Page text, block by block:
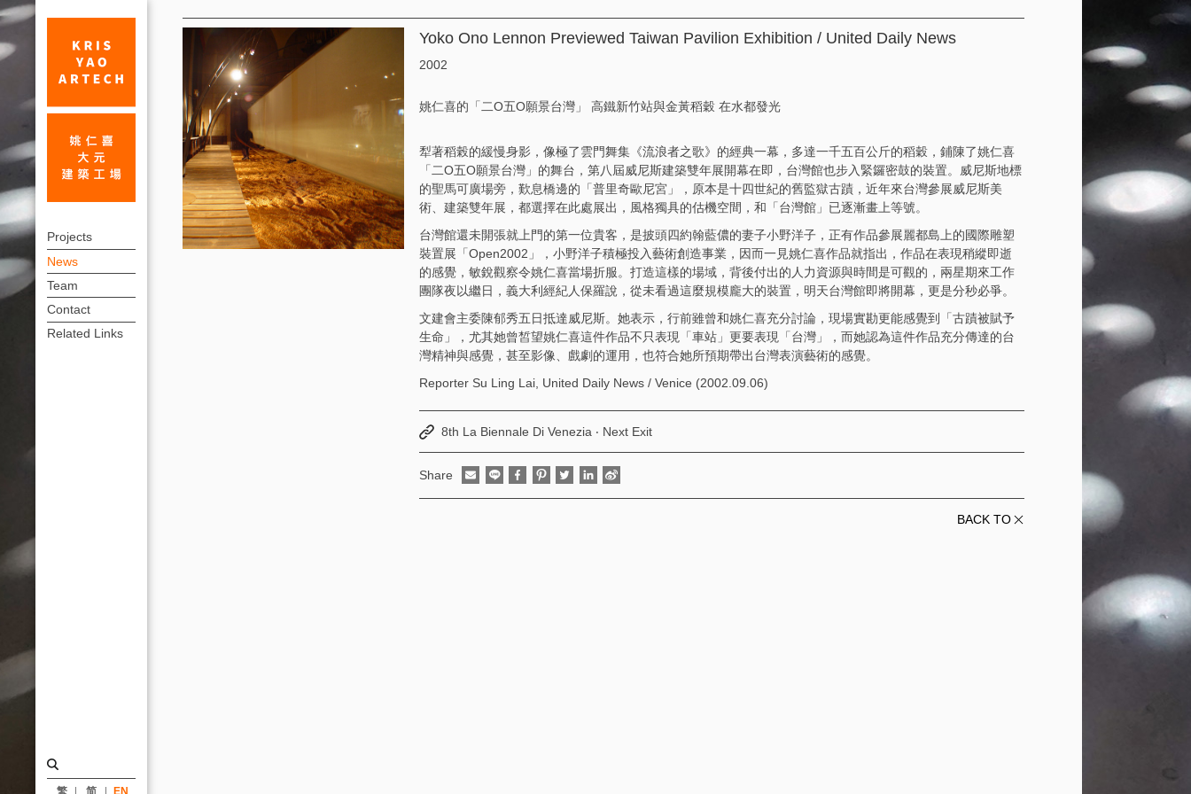
Ono
Lennon
Previewed
Taiwan
上
方
連
結
選
單
Projects
News
Team
Contact
Related Links
繁 简 EN
Yoko Ono Lennon Previewed Taiwan Pavilion Exhibition / United Daily News
2002
姚仁喜的「二O五O願景台灣」 高鐵新竹站與金黃稻穀 在水都發光
犁著稻榖的緩慢身影，像極了雲門舞集《流浪者之歌》的經典一幕，多達一千五百公斤的稻穀，鋪陳了姚仁喜
「二O五O願景台灣」的舞台，第八屆威尼斯建築雙年展開幕在即，台灣館也步入緊鑼密鼓的裝置。威尼斯地標
的聖馬可廣場旁，歎息橋邊的「普里奇歐尼宮」，原本是十四世紀的舊監獄古蹟，近年來台灣參展威尼斯美
術、建築雙年展，都選擇在此處展出，風格獨具的估機空間，和「台灣館」已逐漸畫上等號。
台灣館還未開張就上門的第一位貴客，是披頭四約翰藍儂的妻子小野洋子，正有作品參展麗都島上的國際雕塑
裝置展「Open2002」，小野洋子積極投入藝術創造事業，因而一見姚仁喜作品就指出，作品在表現稍縱即逝
的感覺，敏銳觀察令姚仁喜當場折服。打造這樣的場域，背後付出的人力資源與時間是可觀的，兩星期來工作
團隊夜以繼日，義大利經紀人保羅說，從未看過這麼規模龐大的裝置，明天台灣館即將開幕，更是分秒必爭。
文建會主委陳郁秀五日抵達威尼斯。她表示，行前雖曾和姚仁喜充分討論，現場實勘更能感覺到「古蹟被賦予
生命」，尤其她曾皙望姚仁喜這件作品不只表現「車站」更要表現「台灣」，而她認為這件作品充分傳達的台
灣精神與感覺，甚至影像、戲劇的運用，也符合她所預期帶出台灣表演藝術的感覺。
Reporter Su Ling Lai, United Daily News / Venice (2002.09.06)
8th La Biennale Di Venezia ‧ Next Exit
Share
BACK TO